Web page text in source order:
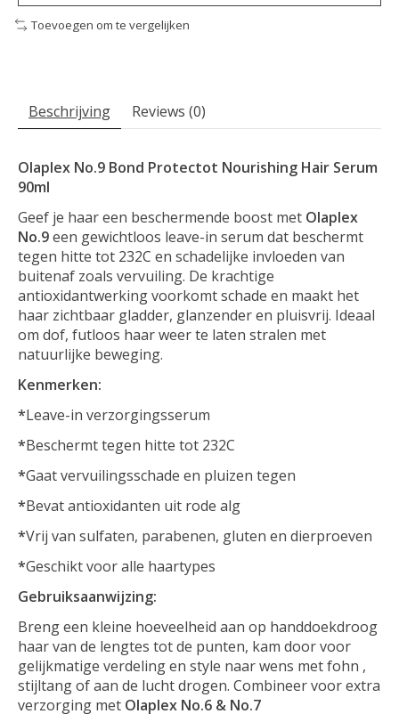
Toevoegen om te vergelijken
Beschrijving Reviews (0)
Olaplex No.9 Bond Protectot Nourishing Hair Serum
90ml
Geef je haar een beschermende boost met Olaplex
No.9een gewichtloos leave-in serum dat beschermt
tegen hitte tot 232C en schadelijke invloeden van
buitenaf zoals vervuiling. De krachtige
antioxidantwerking voorkomt schade en maakt het
haar zichtbaar gladder, glanzender en pluisvrij. Ideaal
om dof, futloos haar weer te laten stralen met
natuurlijke beweging.
Kenmerken:
*Leave-in verzorgingsserum
*Beschermt tegen hitte tot 232C
*Gaat vervuilingsschade en pluizen tegen
*Bevat antioxidanten uit rode alg
*Vrij van sulfaten, parabenen, gluten en dierproeven
*Geschikt voor alle haartypes
Gebruiksaanwijzing:
Breng een kleine hoeveelheid aan op handdoekdroog
haar van de lengtes tot de punten, kam door voor
gelijkmatige verdeling en style naar wens met fohn ,
stijltang of aan de lucht drogen. Combineer voor extra
verzorging met Olaplex No.6 & No.7